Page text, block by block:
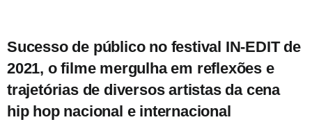
Sucesso de público no festival IN-EDIT de
2021, o filme mergulha em reflexões e
trajetórias de diversos artistas da cena
hip hop nacional e internacional